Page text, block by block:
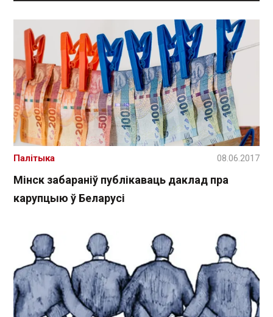
Мінск забараніў публікаваць даклад пра
карупцыю ў Беларусі
Палітыка 08.06.2017